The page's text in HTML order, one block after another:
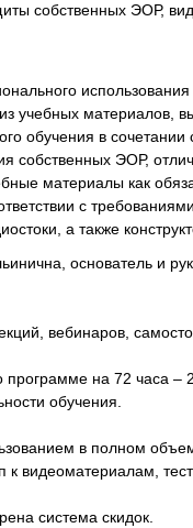
собственных ЭОР,
учебных
обучения в
собственных ЭОР,
материалы как
с
а также
основатель и
вебинаров,
программе на 72 часа –
обучения.
в полном
видеоматериалам,
система скидок.